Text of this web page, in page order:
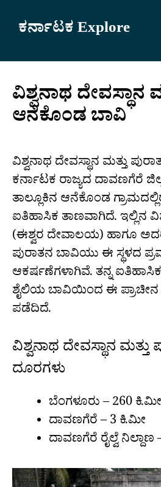
ಕರ್ನಾಟಕ Explore
ವಿಶ್ವನಾಥ ದೇವಸ್ಥಾನ
ಆನೆಕೊಂಡ ಬಾವಿ
ವಿಶ್ವನಾಥ ದೇವಸ್ಥಾನ ಮತ್ತು
ಕರ್ನಾಟಕ ರಾಜ್ಯದ ದಾವಣಗೆರೆ
ತಾಲ್ಲೂಕಿನ ಆನೆಕೊಂಡ
ಐತಿಹಾಸಿಕ ತಾಣವಾಗಿದೆ. ಇಲ್ಲಿನ
(ಈಶ್ವರ ದೇವಾಲಯ) ಹಾಗೂ
ಪುರಾತನ ಬಾವಿಯು ಈ ಸ್ಥಳದ
ಆಕರ್ಷಣೆಗಳಾಗಿವೆ. ತನ್ನ
ಶೈಲಿಯ ಬಾವಿಯಿಂದ ಈ ಪ್ರಾಚೀನ
ಪಡೆದಿದೆ.
ವಿಶ್ವನಾಥ ದೇವಸ್ಥಾನ
ದೂರಗಳು
ಬೆಂಗಳೂರು – 260 ಕಿ.ಮೀ
ದಾವಣಗೆರೆ – 3 ಕಿ.ಮೀ
ದಾವಣಗೆರೆ ರೈಲ್ವೆ ನಿಲ್ದಾಣ